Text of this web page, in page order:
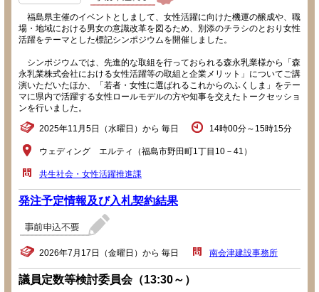
福島県主催のイベントとしまして、女性活躍に向けた機運の醸成や、職
場・地域における男女の意識改革を図るため、別添のチラシのとおり女性
活躍をテーマとした標記シンポジウムを開催しました。
シンポジウムでは、先進的な取組を行っておられる森永乳業様から「森
永乳業株式会社における女性活躍等の取組と企業メリット」についてご講
演いただいたほか、「若者・女性に選ばれるこれからのふくしま」をテー
マに県内で活躍する女性ロールモデルの方や知事を交えたトークセッショ
ンを行いました。
2025年11月5日（水曜日）から 毎日 14時00分～15時15分
ウェディング エルティ（福島市野田町1丁目10－41）
共生社会・女性活躍推進課
発注予定情報及び入札契約結果
2026年7月17日（金曜日）から 毎日 南会津建設事務所
議員定数等検討委員会（13:30～）